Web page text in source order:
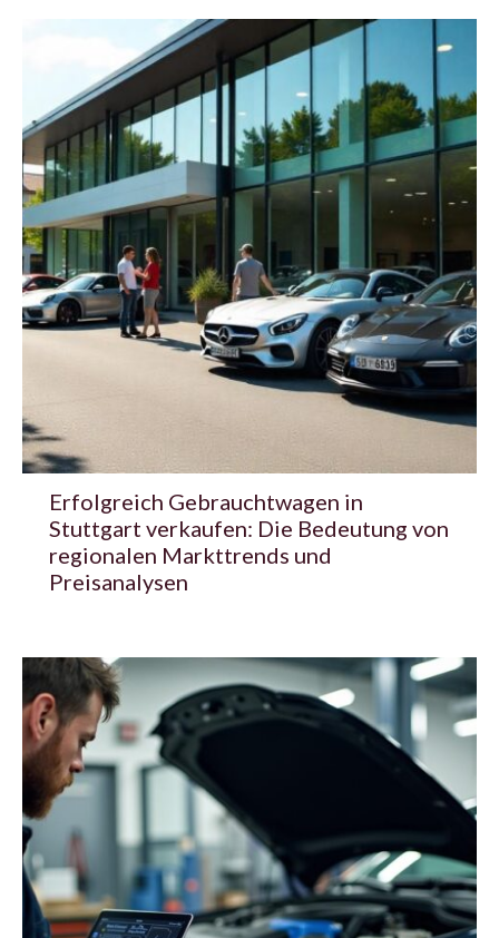
Erfolgreich Gebrauchtwagen in
Stuttgart verkaufen: Die Bedeutung von
regionalen Markttrends und
Preisanalysen